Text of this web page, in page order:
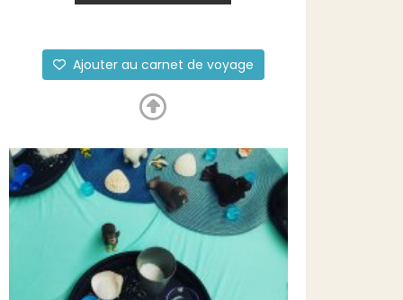
Ajouter au carnet de voyage